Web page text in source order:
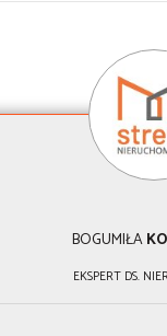
BOGUMIŁA
EKSPERT DS.